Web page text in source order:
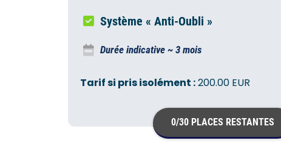
Système « Anti-Oubli »
Durée indicative ~ 3 mois
Tarif si pris isolément :200.00 EUR
0/30 PLACES RESTANTES